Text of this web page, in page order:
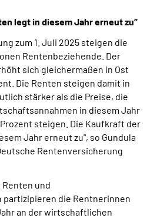
Kundenportal
legt in diesem Jahr erneut zu“
zum 1. Juli 2025 steigen die
Rentenbeziehende. Der
sich gleichermaßen in Ost
Die Renten steigen damit in
stärker als die Preise, die
in diesem Jahr
steigen. Die Kaufkraft der
Jahr erneut zu", so Gundula
Rentenversicherung
Renten und
die Rentnerinnen
an der wirtschaftlichen